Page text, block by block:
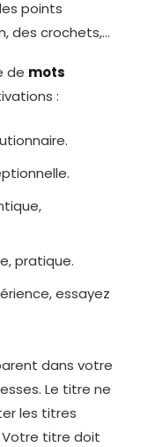
points
des crochets,…
de mots
:
pratique.
essayez
dans votre
Le titre ne
les titres
Votre titre doit